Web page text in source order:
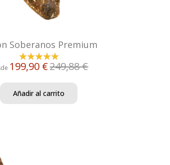
Soberanos Premium
199,90 €249,88 €
Añadir al carrito